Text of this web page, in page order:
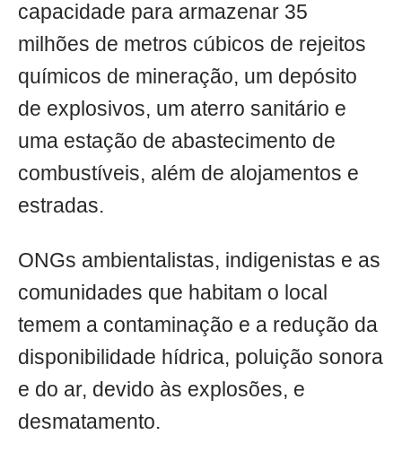
capacidade para armazenar 35
milhões de metros cúbicos de rejeitos
químicos de mineração, um depósito
de explosivos, um aterro sanitário e
uma estação de abastecimento de
combustíveis, além de alojamentos e
estradas.
ONGs ambientalistas, indigenistas e as
comunidades que habitam o local
temem a contaminação e a redução da
disponibilidade hídrica, poluição sonora
e do ar, devido às explosões, e
desmatamento.